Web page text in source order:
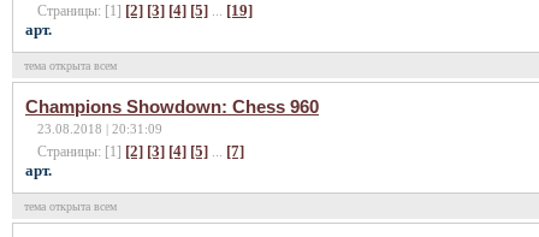
Страницы: [1] [2] [3] [4] [5] ... [19]
арт.
тема открыта всем
Champions Showdown: Chess 960
23.08.2018 | 20:31:09
Страницы: [1] [2] [3] [4] [5] ... [7]
арт.
тема открыта всем